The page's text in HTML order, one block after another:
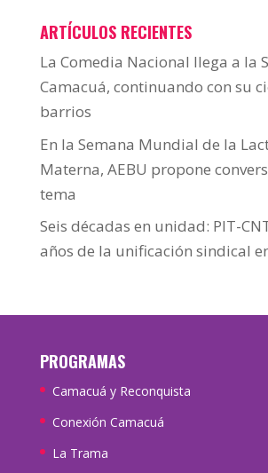
ARTÍCULOS RECIENTES
La Comedia Nacional llega a la
Camacuá, continuando con su
barrios
En la Semana Mundial de la
Materna, AEBU propone
tema
Seis décadas en unidad: PIT-
años de la unificación sindical
PROGRAMAS
Camacuá y Reconquista
Conexión Camacuá
La Trama